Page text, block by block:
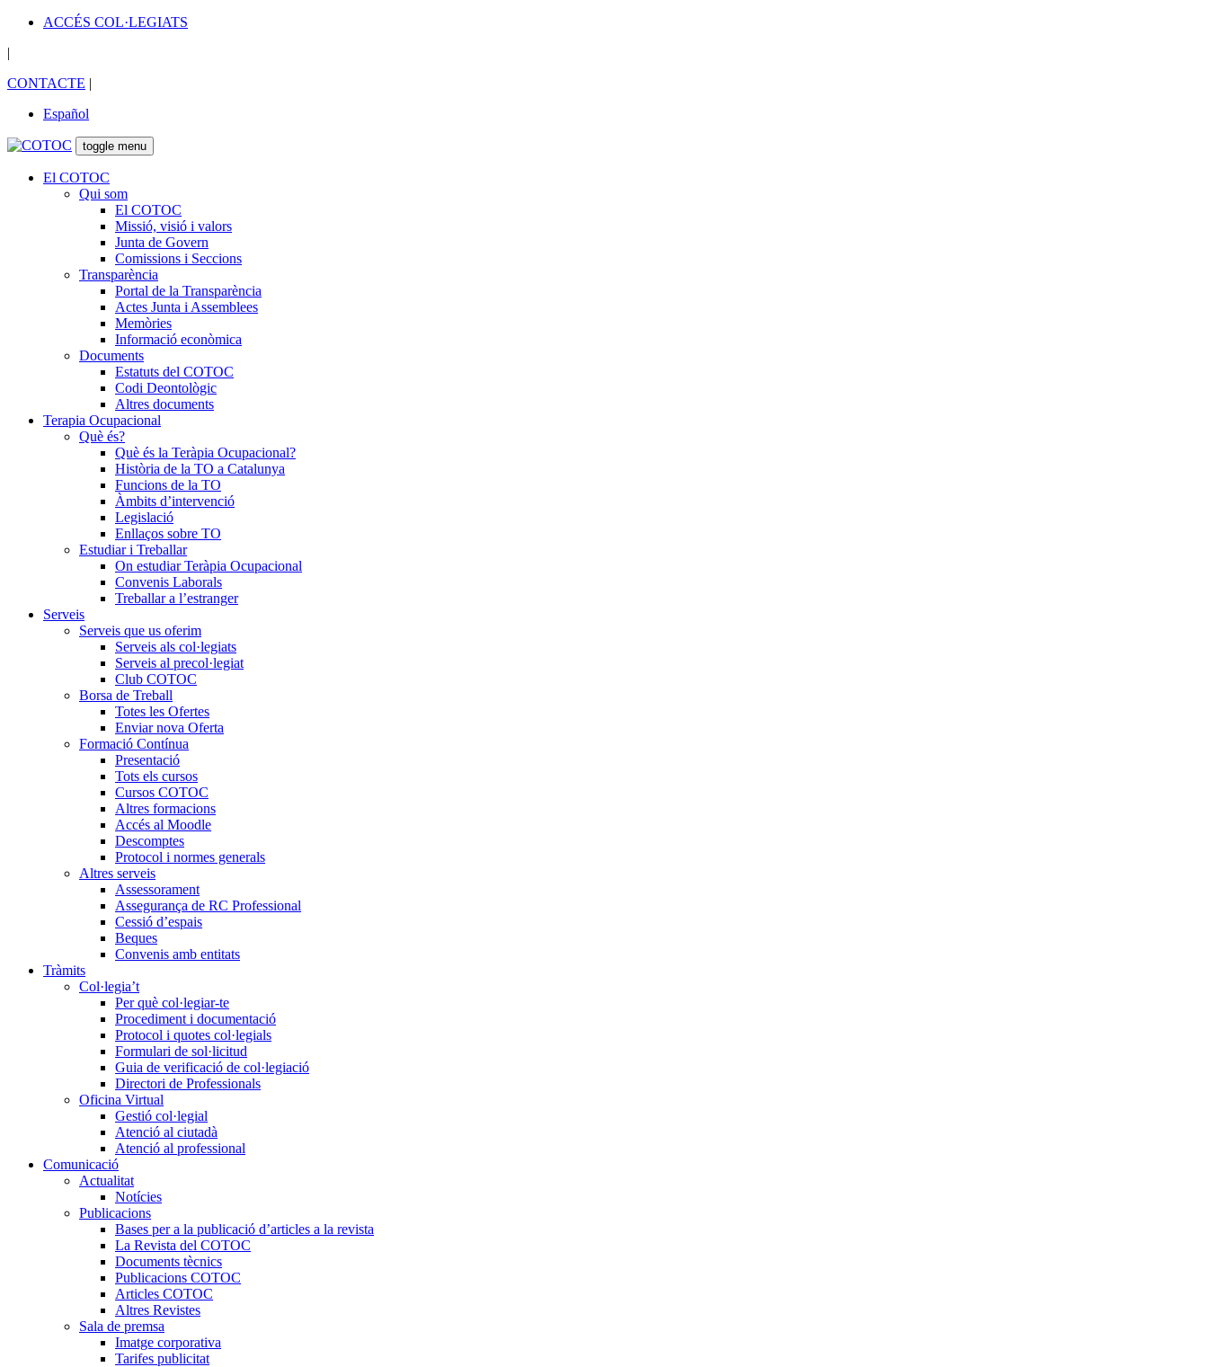
ACCÉS COL·LEGIATS
|
CONTACTE |
Español
toggle menu
El COTOC
Qui som
El COTOC
Missió, visió i valors
Junta de Govern
Comissions i Seccions
Transparència
Portal de la Transparència
Actes Junta i Assemblees
Memòries
Informació econòmica
Documents
Estatuts del COTOC
Codi Deontològic
Altres documents
Terapia Ocupacional
Què és?
Què és la Teràpia Ocupacional?
Història de la TO a Catalunya
Funcions de la TO
Àmbits d’intervenció
Legislació
Enllaços sobre TO
Estudiar i Treballar
On estudiar Teràpia Ocupacional
Convenis Laborals
Treballar a l’estranger
Serveis
Serveis que us oferim
Serveis als col·legiats
Serveis al precol·legiat
Club COTOC
Borsa de Treball
Totes les Ofertes
Enviar nova Oferta
Formació Contínua
Presentació
Tots els cursos
Cursos COTOC
Altres formacions
Accés al Moodle
Descomptes
Protocol i normes generals
Altres serveis
Assessorament
Assegurança de RC Professional
Cessió d’espais
Beques
Convenis amb entitats
Tràmits
Col·legia’t
Per què col·legiar-te
Procediment i documentació
Protocol i quotes col·legials
Formulari de sol·licitud
Guia de verificació de col·legiació
Directori de Professionals
Oficina Virtual
Gestió col·legial
Atenció al ciutadà
Atenció al professional
Comunicació
Actualitat
Notícies
Publicacions
Bases per a la publicació d’articles a la revista
La Revista del COTOC
Documents tècnics
Publicacions COTOC
Articles COTOC
Altres Revistes
Sala de premsa
Imatge corporativa
Tarifes publicitat